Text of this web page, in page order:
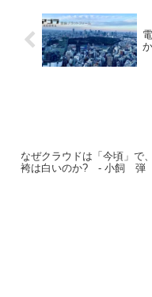
なぜクラウドは「今頃」で
袴は白いのか? - 小飼 弾